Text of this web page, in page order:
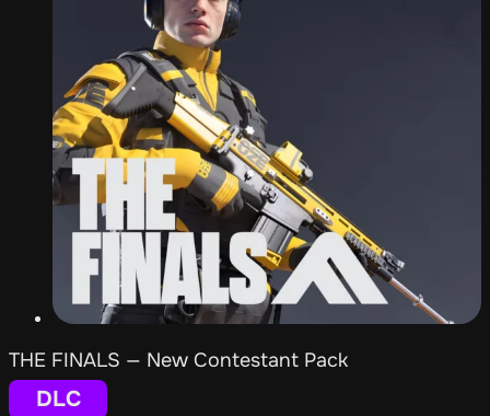
THE FINALS — New Contestant Pack
DLC